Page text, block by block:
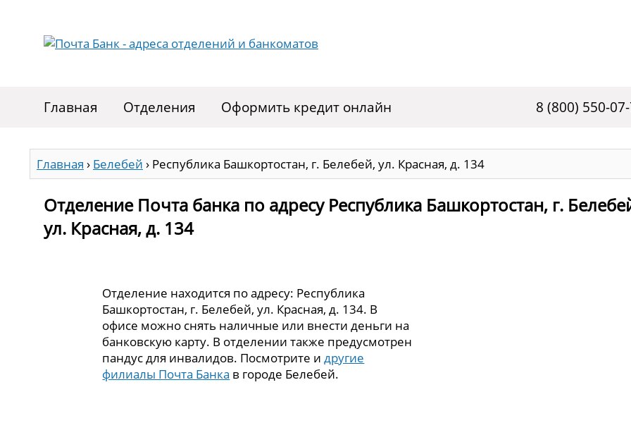
Главная Отделения Оформить кредит онлайн 8 (800) 550-
Главная › Белебей › Республика Башкортостан, г. Белебей, ул. Красная, д. 134
Отделение Почта банка по адресу Республика Башкортостан, г.
ул. Красная, д. 134
Отделение находится по адресу: Республика
Башкортостан, г. Белебей, ул. Красная, д. 134. В
офисе можно снять наличные или внести деньги на
банковскую карту. В отделении также предусмотрен
пандус для инвалидов. Посмотрите идругие
филиалы Почта Банка в городе Белебей.